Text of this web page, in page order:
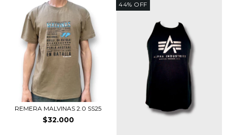
REMERA MALVINAS 2.0 SS25
$32.000
44% OFF